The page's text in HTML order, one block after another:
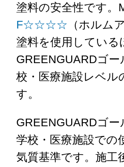
塗料の安全性です
F☆☆☆☆ （ホルム
塗料を使用している
GREENGUARDゴ
校・医療施設レベル
す。
GREENGUARDゴ
学校・医療施設での
気質基準です。施工